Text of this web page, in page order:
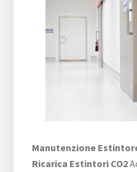
Manutenzione
Ricarica Estintori CO2